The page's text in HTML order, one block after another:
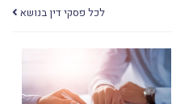
לכל פסקי דין בנושא